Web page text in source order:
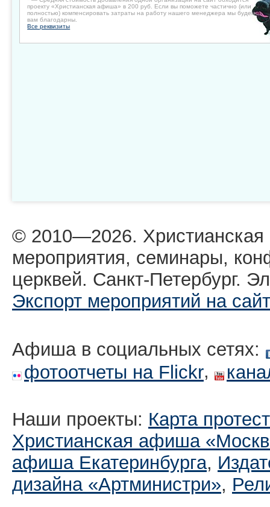
проекту «Христианская афиша» в 200 руб. Если вы поможете частично (или
полностью) компенсировать затраты на работу нашего менеджера мы будем
вам благодарны.
Все реквизиты
© 2010—2026.
мероприятия, семинары,
церквей. Санкт-Петербург.
Экспорт мероприятий на сайт
Афиша в социальных сетях:
фотоотчеты на Flickr,
Наши проекты: Карта
Христианская афиша
афиша Екатеринбургa,
дизайна «Артминистри»,